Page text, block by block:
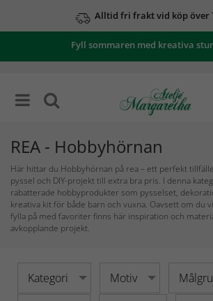
Se våra erbjudanden
Fyll sommaren med kreativa
REA - Hobbyhörnan
Här hittar du Hobbyhörnan på rea – ett perfekt
pyssel och DIY-projekt till extra bra pris. I denna
rabatterade hobbyprodukter som pysselset,
kreativa kit för både barn och vuxna. Oavsett om du
fylla på med favoriter finns här inspiration och
avkopplande projekt.
Kategori Motiv